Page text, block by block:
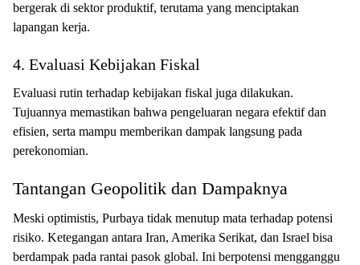
bergerak di sektor produktif, terutama yang menciptakan
lapangan kerja.
4. Evaluasi Kebijakan Fiskal
Evaluasi rutin terhadap kebijakan fiskal juga dilakukan.
Tujuannya memastikan bahwa pengeluaran negara efektif dan
efisien, serta mampu memberikan dampak langsung pada
perekonomian.
Tantangan Geopolitik dan Dampaknya
Meski optimistis, Purbaya tidak menutup mata terhadap potensi
risiko. Ketegangan antara Iran, Amerika Serikat, dan Israel bisa
berdampak pada rantai pasok global. Ini berpotensi mengganggu